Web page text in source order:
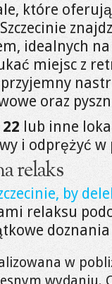
które
idealnych na
miejsc z
oraz
lub inne
i odprężyć
relaks
by
relaksu
w